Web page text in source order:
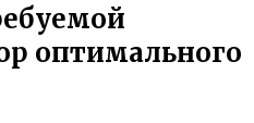
оптимального